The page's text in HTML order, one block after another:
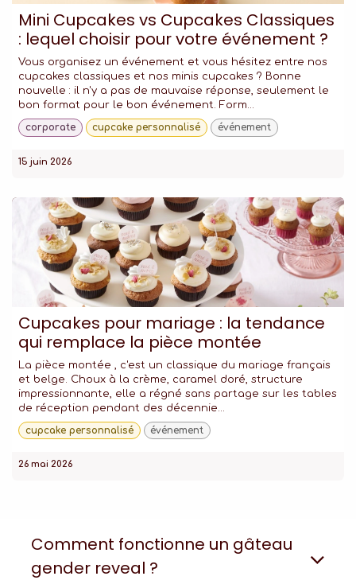
Mini Cupcakes vs Cupcakes Classiques
: lequel choisir pour votre événement ?
Vous organisez un événement et vous hésitez entre nos
cupcakes classiques et nos minis cupcakes ? Bonne
nouvelle : il n'y a pas de mauvaise réponse, seulement le
bon format pour le bon événement. Form...
corporate cupcake personnalisé événement
15 juin 2026
Cupcakes pour mariage : la tendance
qui remplace la pièce montée
La pièce montée , c'est un classique du mariage français
et belge. Choux à la crème, caramel doré, structure
impressionnante, elle a régné sans partage sur les tables
de réception pendant des décennie...
cupcake personnalisé événement
26 mai 2026
Comment fonctionne un gâteau
gender reveal ?